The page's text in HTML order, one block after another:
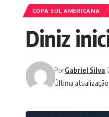
COPA SUL AMERICANA
Diniz
Última
PorGabriel Silva